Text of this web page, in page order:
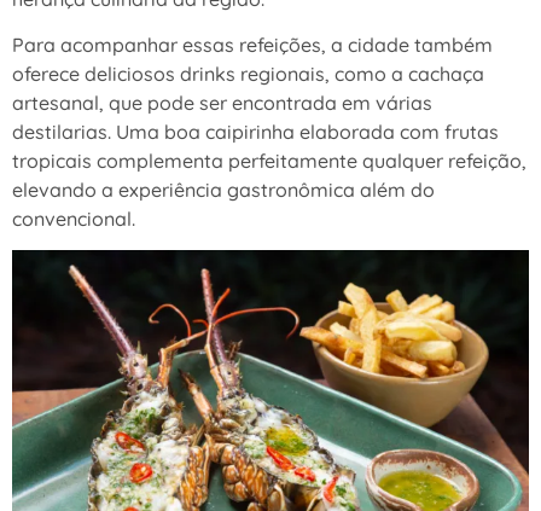
Para acompanhar essas refeições, a cidade também
oferece deliciosos drinks regionais, como a cachaça
artesanal, que pode ser encontrada em várias
destilarias. Uma boa caipirinha elaborada com frutas
tropicais complementa perfeitamente qualquer refeição,
elevando a experiência gastronômica além do
convencional.